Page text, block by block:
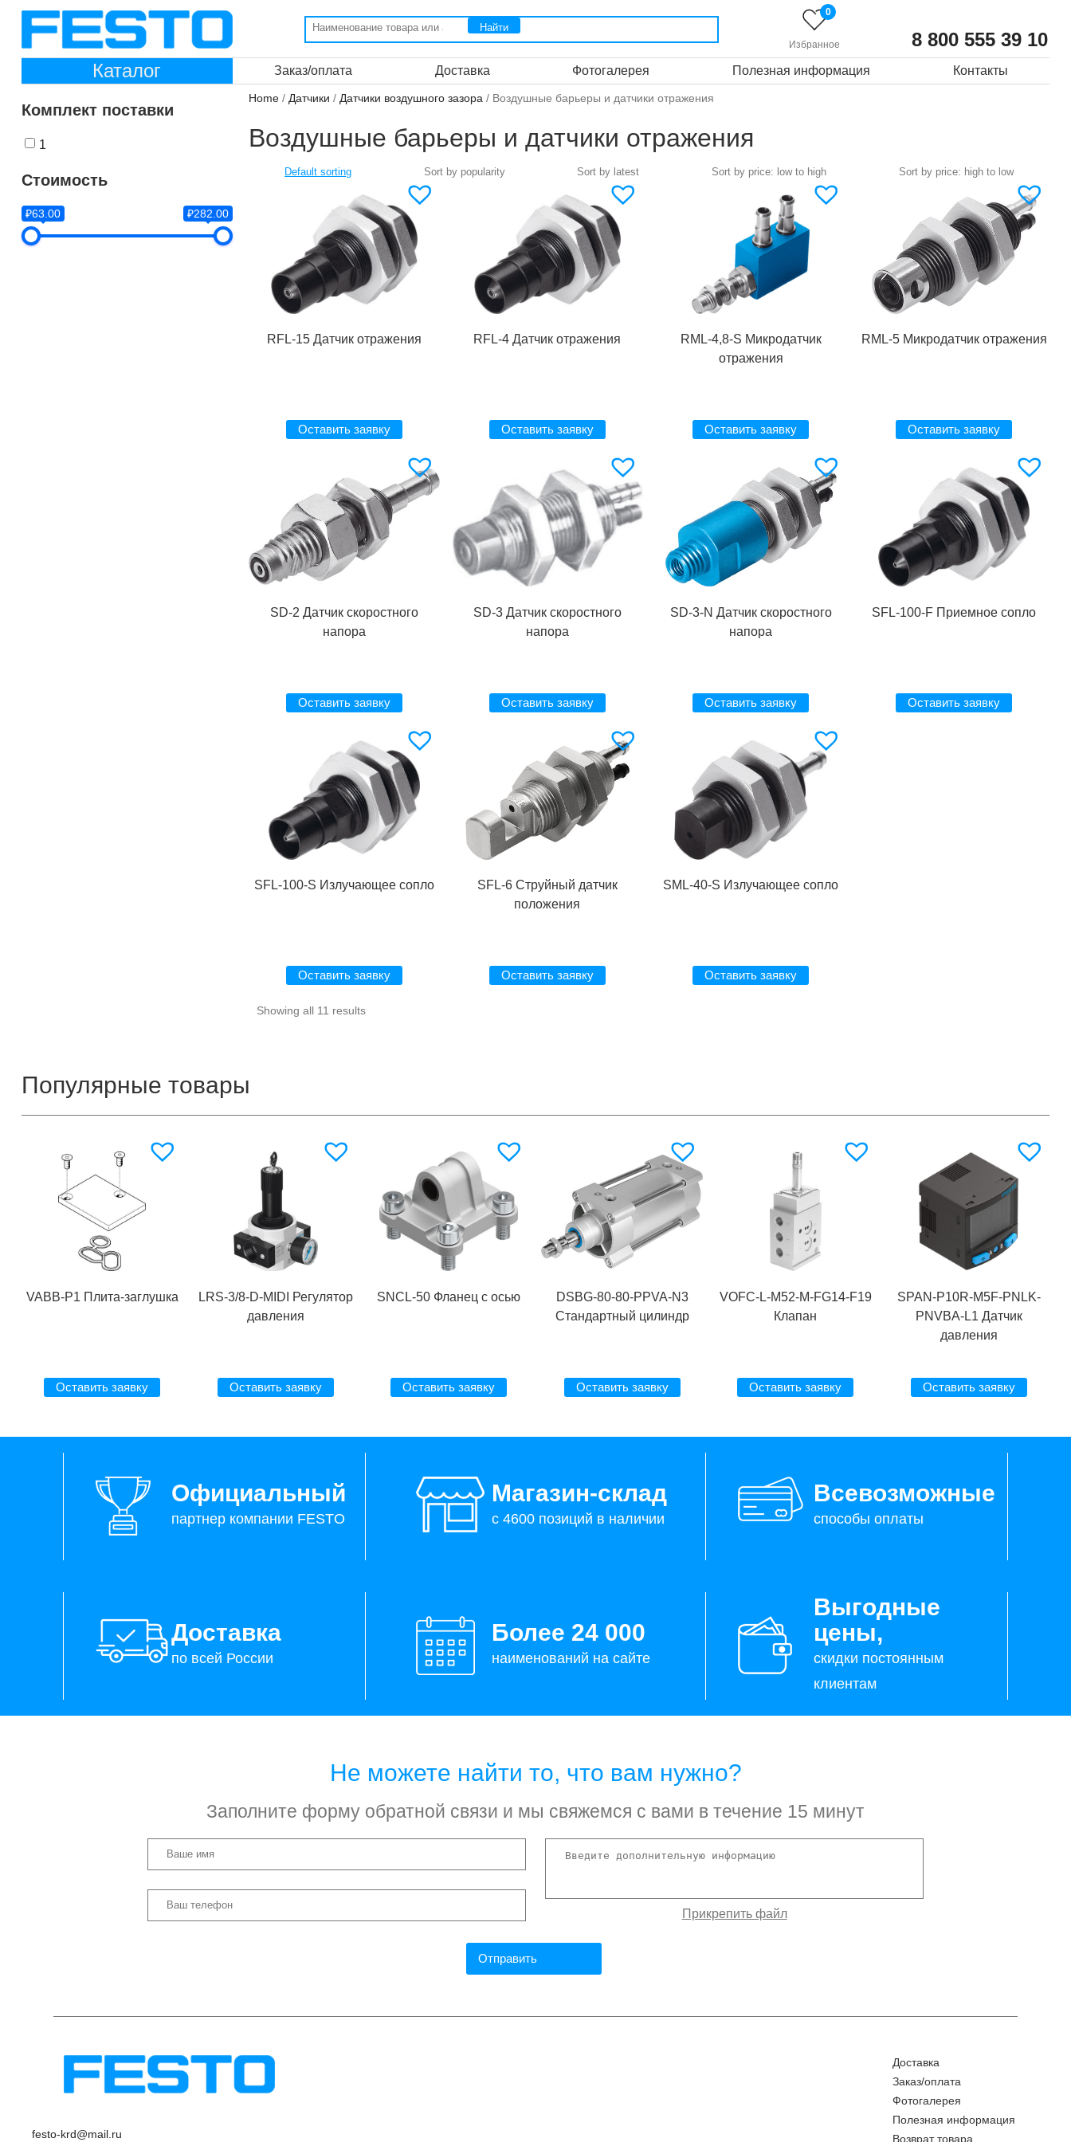
Избранное
0
8 800 555 39 10
Каталог
Заказ/оплата Доставка Фотогалерея Полезная информация Контакты
Комплект поставки
1
Стоимость
₽63.00 ₽282.00
Home/ Датчики / Датчики воздушного зазора / Воздушные барьеры и датчики отражения
Воздушные барьеры и датчики отражения
RFL-15 Датчик отражения
Оставить заявку
RFL-4 Датчик отражения
Оставить заявку
RML-4,8-S Микродатчик
отражения
Оставить заявку
RML-5 Микродатчик отражения
Оставить заявку
SD-2 Датчик скоростного
напора
Оставить заявку
SD-3 Датчик скоростного
напора
Оставить заявку
SD-3-N Датчик скоростного
напора
Оставить заявку
SFL-100-F Приемное сопло
Оставить заявку
SFL-100-S Излучающее сопло
Оставить заявку
SFL-6 Струйный датчик
положения
Оставить заявку
SML-40-S Излучающее сопло
Оставить заявку
Showing all 11 results
Популярные товары
VABB-P1 Плита-заглушка
Оставить заявку
LRS-3/8-D-MIDI Регулятор
давления
Оставить заявку
SNCL-50 Фланец с осью
Оставить заявку
DSBG-80-80-PPVA-N3
Стандартный цилиндр
Оставить заявку
VOFC-L-M52-M-FG14-F19
Клапан
Оставить заявку
SPAN-P10R-M5F-PNLK-
PNVBA-L1 Датчик
давления
Оставить заявку
Официальный
партнер компании FESTO
Магазин-склад
с 4600 позиций в наличии
Всевозможные
способы оплаты
Доставка
по всей России
Более 24 000
наименований на сайте
Выгодные
цены,
скидки постоянным
клиентам
Не можете найти то, что вам нужно?
Заполните форму обратной связи и мы свяжемся с вами в течение 15 минут
festo-krd@mail.ru
Доставка
Заказ/оплата
Фотогалерея
Полезная информация
Возврат товара